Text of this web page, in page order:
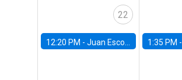
22
12:20 PM - Juan Escobar, Universidad de Chile 1:35 PM -